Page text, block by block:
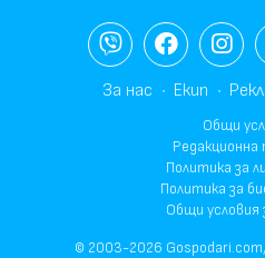
За нас Екип
Общи
Редакционна
Политика за
Политика за
Общи условия
© 2003-2026